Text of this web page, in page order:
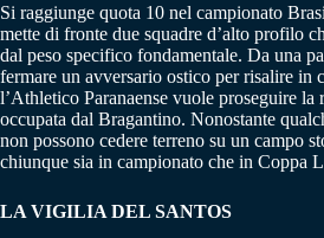
Si raggiunge quota 10 nel campionato
mette di fronte due squadre d’alto profilo
dal peso specifico fondamentale. Da una
fermare un avversario ostico per risalire in
l’Athletico Paranaense vuole proseguire la
occupata dal Bragantino. Nonostante
non possono cedere terreno su un campo
chiunque sia in campionato che in Coppa
LA VIGILIA DEL SANTOS